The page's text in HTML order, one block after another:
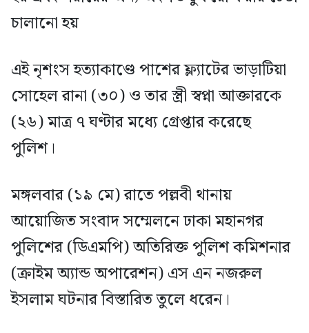
চালানো হয়
এই নৃশংস হত্যাকাণ্ডে পাশের ফ্ল্যাটের ভাড়াটিয়া
সোহেল রানা (৩০) ও তার স্ত্রী স্বপ্না আক্তারকে
(২৬) মাত্র ৭ ঘণ্টার মধ্যে গ্রেপ্তার করেছে
পুলিশ।
মঙ্গলবার (১৯ মে) রাতে পল্লবী থানায়
আয়োজিত সংবাদ সম্মেলনে ঢাকা মহানগর
পুলিশের (ডিএমপি) অতিরিক্ত পুলিশ কমিশনার
(ক্রাইম অ্যান্ড অপারেশন) এস এন নজরুল
ইসলাম ঘটনার বিস্তারিত তুলে ধরেন।